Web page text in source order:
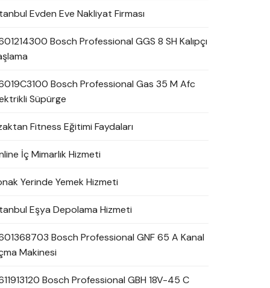
Evden Eve Nakliyat Firması
Bosch Professional GGS 8 SH Kalıpçı
Bosch Professional Gas 35 M Afc
Süpürge
Fitness Eğitimi Faydaları
İç Mimarlık Hizmeti
Yerinde Yemek Hizmeti
Eşya Depolama Hizmeti
Bosch Professional GNF 65 A Kanal
Makinesi
Bosch Professional GBH 18V-45 C